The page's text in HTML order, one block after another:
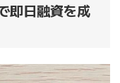
即日融資を成